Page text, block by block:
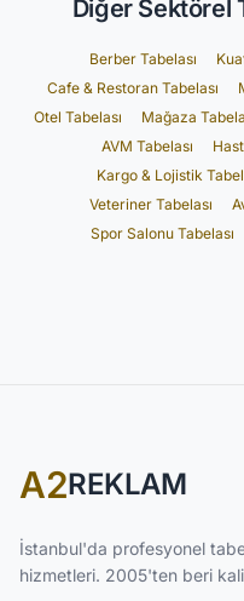
Diğer Sektörel
Berber Tabelası
Cafe & Restoran Tabelası
Otel Tabelası
Mağaza
AVM Tabelası
Kargo & Lojistik
Veteriner Tabelası
Spor Salonu Tabelası
A2REKLAM
İstanbul'da profesyonel
hizmetleri. 2005'ten beri